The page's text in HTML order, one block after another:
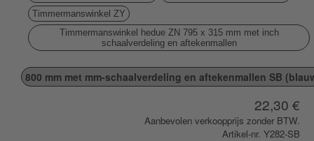
Timmermanswinkel ZY
Timmermanswinkel hedue ZN 795 x 315 mm met inch
schaalverdeling en aftekenmallen
800 mm met mm-schaalverdeling en aftekenmallen SB
22,30 €
Aanbevolen verkoopprijs zonder BTW.
Artikel-nr. Y282-SB